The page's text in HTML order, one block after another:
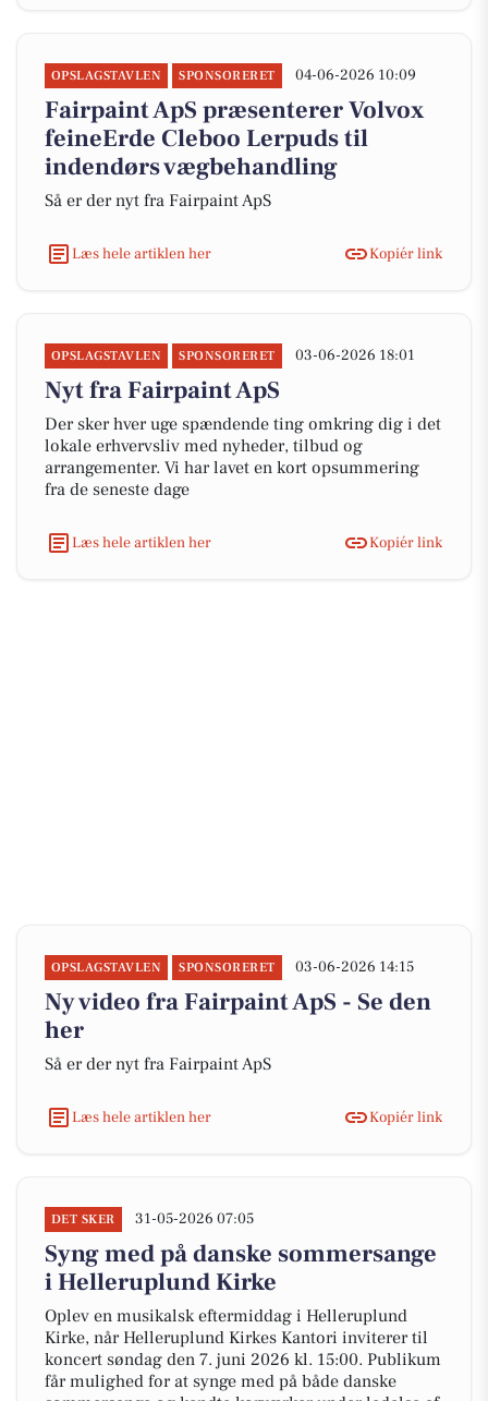
OPSLAGSTAVLEN SPONSORERET 04-06-2026 10:09
Fairpaint ApS præsenterer Volvox
feineErde Cleboo Lerpuds til
indendørs vægbehandling
Så er der nyt fra Fairpaint ApS
Læs hele artiklen her Kopiér link
OPSLAGSTAVLEN SPONSORERET 03-06-2026 18:01
Nyt fra Fairpaint ApS
Der sker hver uge spændende ting omkring dig i det
lokale erhvervsliv med nyheder, tilbud og
arrangementer. Vi har lavet en kort opsummering
fra de seneste dage
Læs hele artiklen her Kopiér link
OPSLAGSTAVLEN SPONSORERET 03-06-2026 14:15
Ny video fra Fairpaint ApS - Se den
her
Så er der nyt fra Fairpaint ApS
Læs hele artiklen her Kopiér link
DET SKER 31-05-2026 07:05
Syng med på danske sommersange
i Helleruplund Kirke
Oplev en musikalsk eftermiddag i Helleruplund
Kirke, når Helleruplund Kirkes Kantori inviterer til
koncert søndag den 7. juni 2026 kl. 15:00. Publikum
får mulighed for at synge med på både danske